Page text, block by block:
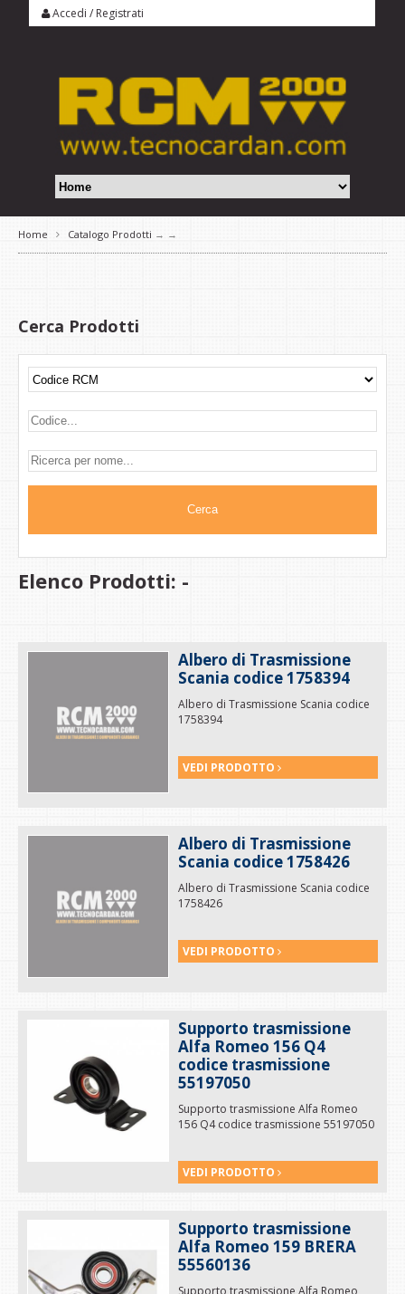
Accedi / Registrati
Home Catalogo Prodotti → →
Cerca Prodotti
Elenco Prodotti: -
Albero di Trasmissione
Scania codice 1758394
Albero di Trasmissione Scania codice
1758394
VEDI PRODOTTO
Albero di Trasmissione
Scania codice 1758426
Albero di Trasmissione Scania codice
1758426
VEDI PRODOTTO
Supporto trasmissione
Alfa Romeo 156 Q4
codice trasmissione
55197050
Supporto trasmissione Alfa Romeo
156 Q4 codice trasmissione 55197050
VEDI PRODOTTO
Supporto trasmissione
Alfa Romeo 159 BRERA
55560136
Supporto trasmissione Alfa Romeo